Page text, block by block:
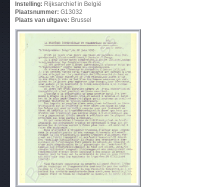
Instelling: Rijksarchief in België
Plaatsnummer: G13032
Plaats van uitgave: Brussel